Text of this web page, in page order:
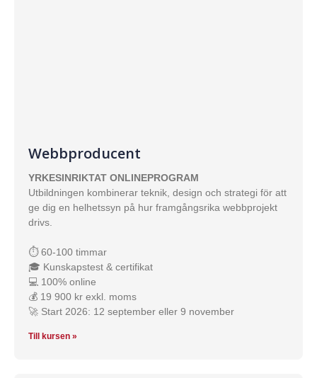
Webbproducent
YRKESINRIKTAT ONLINEPROGRAM
Utbildningen kombinerar teknik, design och strategi för att
ge dig en helhetssyn på hur framgångsrika webbprojekt
drivs.
⏱ 60-100 timmar
🎓 Kunskapstest & certifikat
💻 100% online
💰 19 900 kr exkl. moms
🚀 Start 2026: 12 september eller 9 november
Till kursen »